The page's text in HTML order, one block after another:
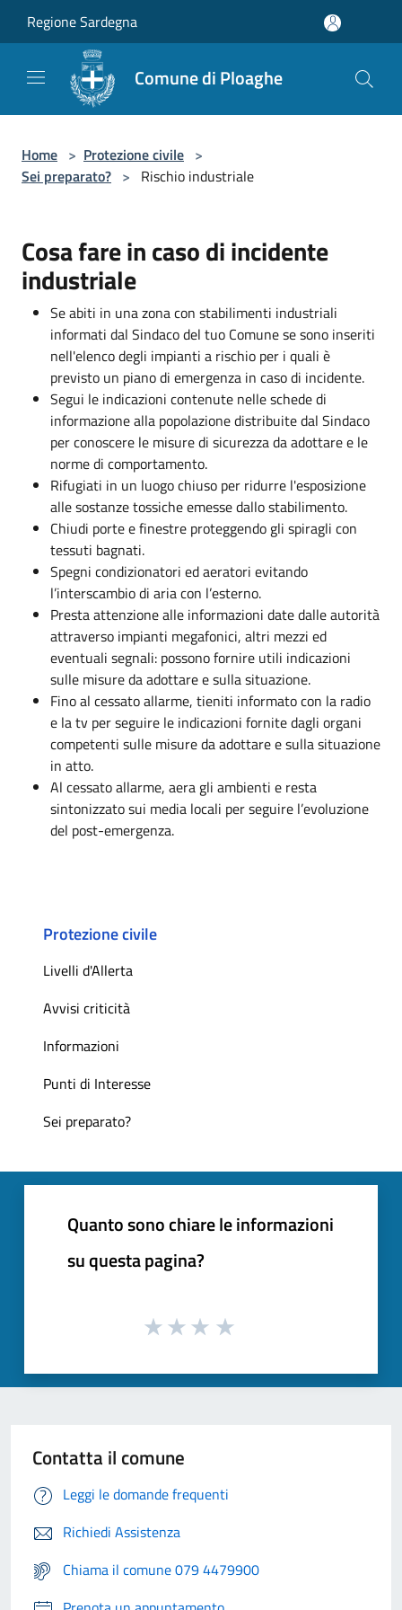
Regione Sardegna
Comune di Ploaghe
Home > Protezione civile >
Sei preparato? > Rischio industriale
Cosa fare in caso di incidente
industriale
Se abiti in una zona con stabilimenti industriali
informati dal Sindaco del tuo Comune se sono inseriti
nell'elenco degli impianti a rischio per i quali è
previsto un piano di emergenza in caso di incidente.
Segui le indicazioni contenute nelle schede di
informazione alla popolazione distribuite dal Sindaco
per conoscere le misure di sicurezza da adottare e le
norme di comportamento.
Rifugiati in un luogo chiuso per ridurre l'esposizione
alle sostanze tossiche emesse dallo stabilimento.
Chiudi porte e finestre proteggendo gli spiragli con
tessuti bagnati.
Spegni condizionatori ed aeratori evitando
l’interscambio di aria con l’esterno.
Presta attenzione alle informazioni date dalle autorità
attraverso impianti megafonici, altri mezzi ed
eventuali segnali: possono fornire utili indicazioni
sulle misure da adottare e sulla situazione.
Fino al cessato allarme, tieniti informato con la radio
e la tv per seguire le indicazioni fornite dagli organi
competenti sulle misure da adottare e sulla situazione
in atto.
Al cessato allarme, aera gli ambienti e resta
sintonizzato sui media locali per seguire l’evoluzione
del post-emergenza.
Protezione civile
Livelli d'Allerta
Avvisi criticità
Informazioni
Punti di Interesse
Sei preparato?
Quanto sono chiare le informazioni
su questa pagina?
Contatta il comune
Leggi le domande frequenti
Richiedi Assistenza
Chiama il comune 079 4479900